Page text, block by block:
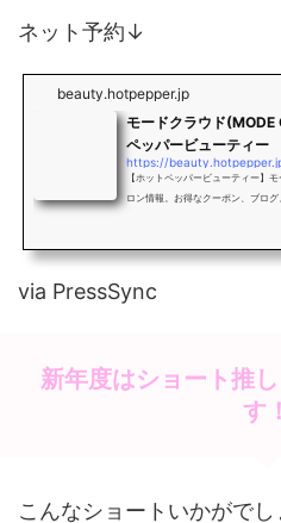
ネット予約↓
beauty.hotpepper.jp
モードクラウド
ペッパービューティー
https://
【ホットペッパービューティー】
ロン情報。お得なクーポン、ブロ
via PressSync
新年度はショート推
す！
こんなショートいかがでし